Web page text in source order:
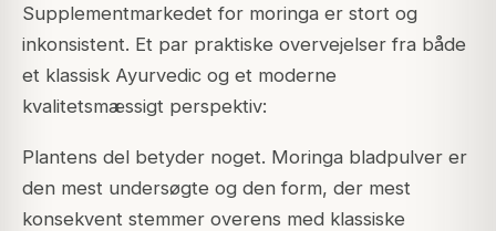
Supplementmarkedet for moringa er stort og
inkonsistent. Et par praktiske overvejelser fra både
et klassisk Ayurvedic og et moderne
kvalitetsmæssigt perspektiv:
Plantens del betyder noget. Moringa bladpulver er
den mest undersøgte og den form, der mest
konsekvent stemmer overens med klassiske